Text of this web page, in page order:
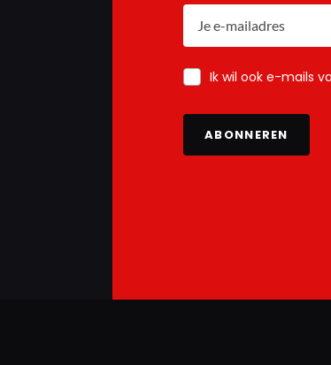
Ik wil ook e-mails
ABONNEREN